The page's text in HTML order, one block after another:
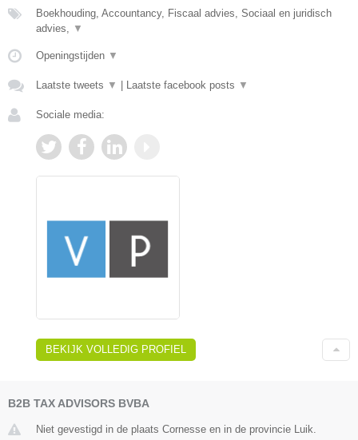
Boekhouding, Accountancy, Fiscaal advies, Sociaal en juridisch
advies, ▼
Openingstijden ▼
Laatste tweets ▼ Laatste facebook posts ▼
Sociale media:
BEKIJK VOLLEDIG PROFIEL
B2B TAX ADVISORS BVBA
Niet gevestigd in de plaats Cornesse en in de provincie Luik.